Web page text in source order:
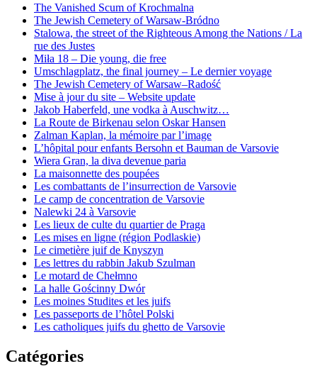
The Vanished Scum of Krochmalna
The Jewish Cemetery of Warsaw-Bródno
Stalowa, the street of the Righteous Among the Nations / La
rue des Justes
Miła 18 – Die young, die free
Umschlagplatz, the final journey – Le dernier voyage
The Jewish Cemetery of Warsaw–Radość
Mise à jour du site – Website update
Jakob Haberfeld, une vodka à Auschwitz…
La Route de Birkenau selon Oskar Hansen
Zalman Kaplan, la mémoire par l’image
L’hôpital pour enfants Bersohn et Bauman de Varsovie
Wiera Gran, la diva devenue paria
La maisonnette des poupées
Les combattants de l’insurrection de Varsovie
Le camp de concentration de Varsovie
Nalewki 24 à Varsovie
Les lieux de culte du quartier de Praga
Les mises en ligne (région Podlaskie)
Le cimetière juif de Knyszyn
Les lettres du rabbin Jakub Szulman
Le motard de Chełmno
La halle Gościnny Dwór
Les moines Studites et les juifs
Les passeports de l’hôtel Polski
Les catholiques juifs du ghetto de Varsovie
Catégories